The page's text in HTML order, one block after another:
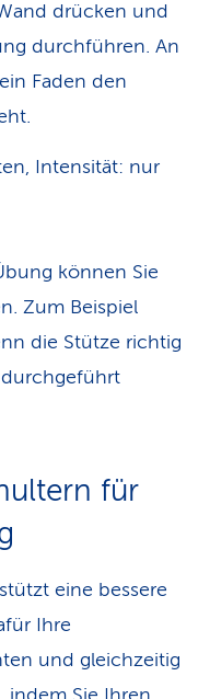
drücken und
durchführen. An
Faden den
Intensität: nur
können Sie
Zum Beispiel
die Stütze richtig
für
eine bessere
Ihre
und gleichzeitig
indem Sie Ihren